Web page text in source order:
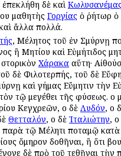
δὲ καὶ
μαθητὴς Γοργίας ὁ ῥήτωρ ὁ
ἄλλα πολλά.
, Μέλητος τοῦ ἐν Σμύρνῃ
ἢ Μητίου καὶ Εὐμήτιδος
Χάρακα αὕτη·
δὲ Φιλοτερπής, τοῦ δὲ
καὶ γήμας Εὔμητιν τὴν
τῷ μεγέθει τῆς φύσεως.
Κεγχρεῶν, οἱ δὲ Λυδόν, οἱ
Θετταλόν, οἱ δὲ Ἰταλιώτην,
παρὰ τῷ Μέλητι ποταμῷ κατὰ
ὅμηρον δοθῆναι, ἢ ὅτι
δὲ πρὸ τοῦ τεθῆναι τὴν